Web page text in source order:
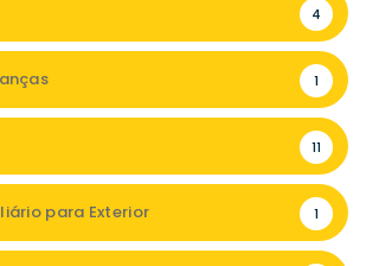
4
1
11
para Exterior 1